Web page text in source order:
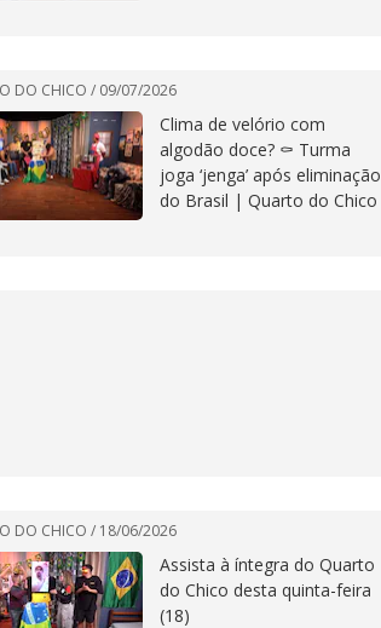
DO CHICO / 09/07/2026
Clima de velório com
algodão doce? ⚰️ Turma
joga ‘jenga’ após eliminação
do Brasil | Quarto do Chico
DO CHICO / 18/06/2026
Assista à íntegra do Quarto
do Chico desta quinta-feira
(18)